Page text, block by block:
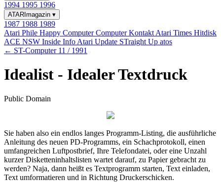
1994 1995 1996
ATARImagazin ▾
1987 1988 1989
Atari Phile Happy ComputerComputer Kontakt Atari Times Hitdisk
ACE NSW Inside Info Atari Update STraight Up atos
← ST-Computer 11 / 1991
Idealist - Idealer Textdruck
Public Domain
Sie haben also ein endlos langes Programm-Listing, die ausführliche
Anleitung des neuen PD-Programms, ein Schachprotokoll, einen
umfangreichen Luftpostbrief, Ihre Telefondatei, oder eine Unzahl
kurzer Disketteninhaltslisten wartet darauf, zu Papier gebracht zu
werden? Naja, dann heißt es Textprogramm starten, Text einladen,
Text umformatieren und in Richtung Druckerschicken.